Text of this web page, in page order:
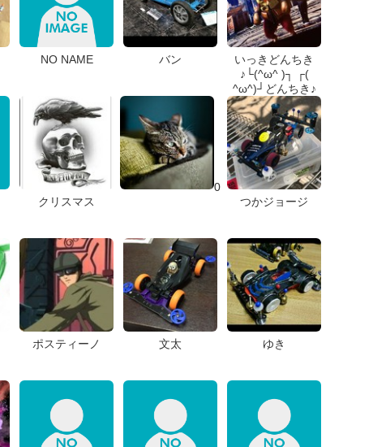
NO NAME バン
いっきどんちき
♪└(^ω^ )┐ ┌(
^ω^)┘どんちき♪
クリスマス
0
つかジョージ
ポスティーノ 文太 ゆき